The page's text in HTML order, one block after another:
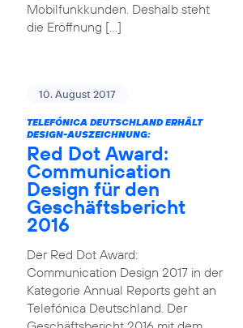
Mobilfunkkunden. Deshalb steht
die Eröffnung […]
10. August 2017
TELEFÓNICA DEUTSCHLAND ERHÄLT
DESIGN-AUSZEICHNUNG:
Red Dot Award:
Communication
Design für den
Geschäftsbericht
2016
Der Red Dot Award:
Communication Design 2017 in der
Kategorie Annual Reports geht an
Telefónica Deutschland. Der